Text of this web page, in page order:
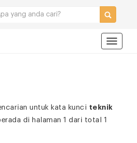
untuk kata kunci teknik
di halaman 1 dari total 1